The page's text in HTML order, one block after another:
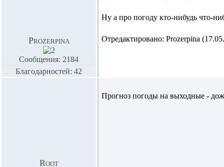
Prozerpina
Сообщения: 2184
Благодарностей: 42
Ну а про погоду кто-нибудь что-
Отредактировано: Prozerpina
Root
Прогноз погоды на выходные -